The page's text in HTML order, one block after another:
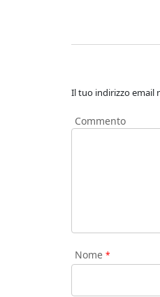
Il tuo indirizzo email
Commento
Nome *